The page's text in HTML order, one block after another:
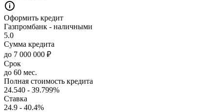
Оформить кредит
Газпромбанк - наличными
5.0
Сумма кредита
до 7 000 000 ₽
Срок
до 60 мес.
Полная стоимость кредита
24.540 - 39.799%
Ставка
24.9 - 40.4%